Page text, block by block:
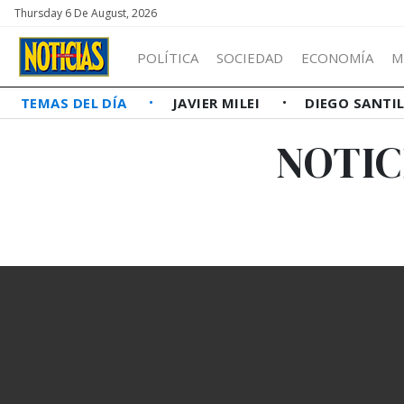
Thursday 6 De August, 2026
POLÍTICA SOCIEDAD ECONOMÍA
TEMAS DEL DÍA JAVIER MILEI DIEGO